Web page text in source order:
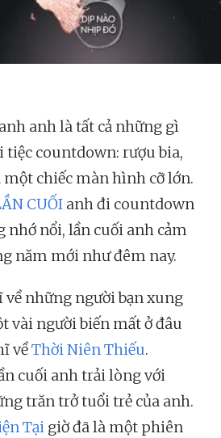
anh là tất cả những gì
tiệc countdown: rượu bia,
một chiếc màn hình cỡ lớn.
CUỐI anh đi countdown
nhớ nổi, lần cuối anh cảm
năm mới như đêm nay.
về những người bạn xung
vài người biến mất ở đâu
vềThời Niên Thiếu.
cuối anh trải lòng với
trăn trở tuổi trẻ của anh.
Tại giờ đã là một phiên